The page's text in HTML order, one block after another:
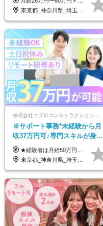
万円以上
東京都_神奈川県_埼玉県_千葉県_茨城県
※サポート事務*未経験から月
収37万円可♪専門スキルが身に
付く！Web面接＆リモート研
修も充実♪/a
★経験者は月給50万円～90万円 【首都圏】 月給30万1230円〜 ⇒基本22万7000円+地域6万4230円+皆勤1万円 【群馬/栃木/茨城】 月給28万1090円〜 ⇒基本23万4000円+地域3万7090円+皆勤1万円 【大阪/京都/兵庫】 月給30万130円〜 ⇒基本23万5000円+地域5万5130円+皆勤1万円 【静岡/愛知/岐阜/三重】 月給28万5840円〜 ⇒基本23万円+地域4万5840円+皆勤1万円 【北海道】 月給25万2960円〜 ⇒基本22万4000円+地域1万8960円+皆勤1万円 【福岡/佐賀/長崎/大分/熊本】 月給25万800円〜 ⇒基本21万8000円+地域2万2800円+皆勤1万円 【宮城/山形/福島】 月給25万580円〜 ⇒基本21万8000円+地域2万2580円+皆勤1万円 【広島/岡山/山口】 月給27万1090円〜 ⇒基本23万4000円+地域2万7090円+皆勤1万円 ※残業代は1分単位で全額支給（みなし残業制度なし） ※上記給与は最低支給額です。経験・能力に応じて決定致します ※試用期間1ヶ月、最大6ヶ月まで延長する可能性あり(条件変更なし) ※今期より新賃金体系へ移行しました。詳細は面接時にご説明します
東京都_神奈川県_埼玉県_大阪府_愛知県_北海道_宮城県_広島県_福岡県